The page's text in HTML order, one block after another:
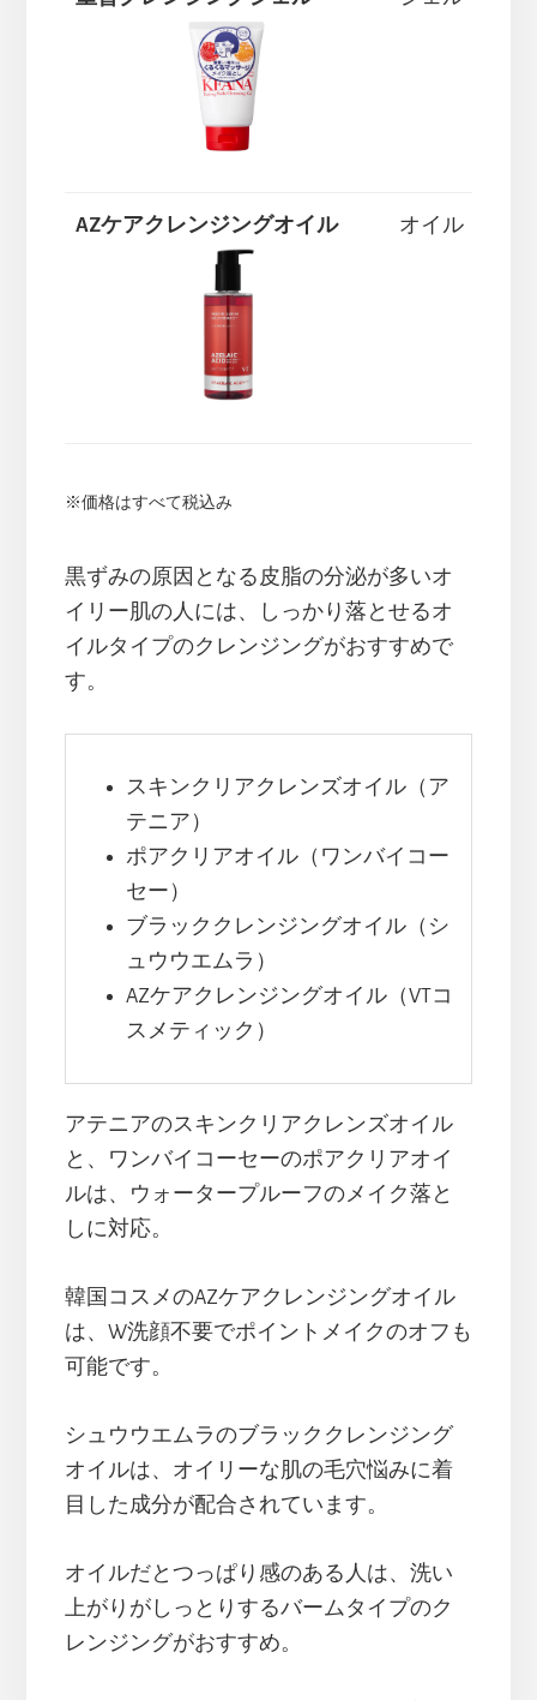
AZケアクレンジングオイル オイル
※価格はすべて税込み
黒ずみの原因となる皮脂の分泌が多いオ
イリー肌の人には、しっかり落とせるオ
イルタイプのクレンジングがおすすめで
す。
スキンクリアクレンズオイル（ア
テニア）
ポアクリアオイル（ワンバイコー
セー）
ブラッククレンジングオイル（シ
ュウウエムラ）
AZケアクレンジングオイル（VTコ
スメティック）
アテニアのスキンクリアクレンズオイル
と、ワンバイコーセーのポアクリアオイ
ルは、ウォータープルーフのメイク落と
しに対応。
韓国コスメのAZケアクレンジングオイル
は、W洗顔不要でポイントメイクのオフも
可能です。
シュウウエムラのブラッククレンジング
オイルは、オイリーな肌の毛穴悩みに着
目した成分が配合されています。
オイルだとつっぱり感のある人は、洗い
上がりがしっとりするバームタイプのク
レンジングがおすすめ。